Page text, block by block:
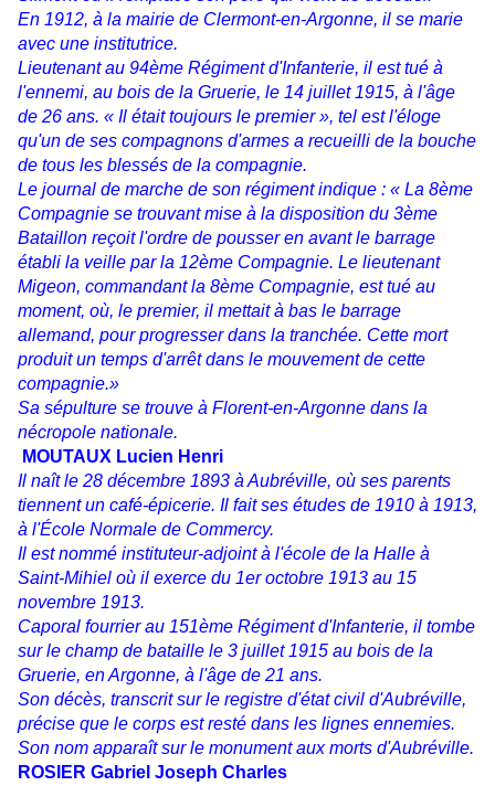
En 1912, à la mairie de Clermont-en-Argonne, il se marie
avec une institutrice.
Lieutenant au 94ème Régiment d'Infanterie, il est tué à
l'ennemi, au bois de la Gruerie, le 14 juillet 1915, à l'âge
de 26 ans. « Il était toujours le premier », tel est l'éloge
qu'un de ses compagnons d'armes a recueilli de la bouche
de tous les blessés de la compagnie.
Le journal de marche de son régiment indique : « La 8ème
Compagnie se trouvant mise à la disposition du 3ème
Bataillon reçoit l'ordre de pousser en avant le barrage
établi la veille par la 12ème Compagnie. Le lieutenant
Migeon, commandant la 8ème Compagnie, est tué au
moment, où, le premier, il mettait à bas le barrage
allemand, pour progresser dans la tranchée. Cette mort
produit un temps d'arrêt dans le mouvement de cette
compagnie.»
Sa sépulture se trouve à Florent-en-Argonne dans la
nécropole nationale.
MOUTAUX Lucien Henri
Il naît le 28 décembre 1893 à Aubréville, où ses parents
tiennent un café-épicerie. Il fait ses études de 1910 à 1913,
à l'École Normale de Commercy.
Il est nommé instituteur-adjoint à l'école de la Halle à
Saint-Mihiel où il exerce du 1er octobre 1913 au 15
novembre 1913.
Caporal fourrier au 151ème Régiment d'Infanterie, il tombe
sur le champ de bataille le 3 juillet 1915 au bois de la
Gruerie, en Argonne, à l'âge de 21 ans.
Son décès, transcrit sur le registre d'état civil d'Aubréville,
précise que le corps est resté dans les lignes ennemies.
Son nom apparaît sur le monument aux morts d'Aubréville.
ROSIER Gabriel Joseph Charles